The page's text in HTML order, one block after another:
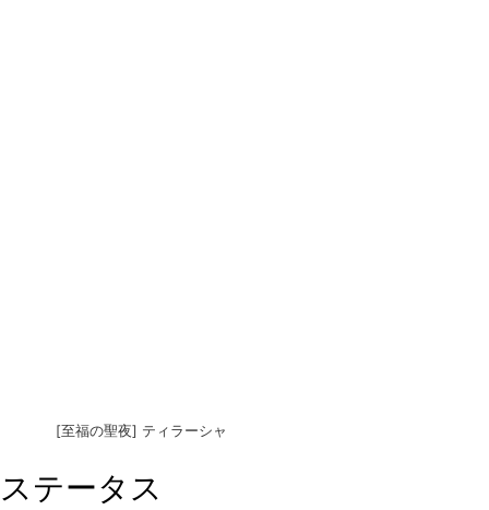
[至福の聖夜] ティラーシャ
ステータス